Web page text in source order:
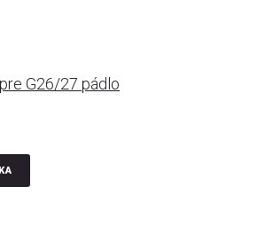
G26/27 pádlo